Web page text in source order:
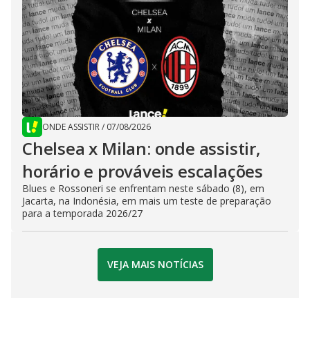
ONDE ASSISTIR/ 07/08/2026
Chelsea x Milan: onde assistir,
horário e prováveis escalações
Blues e Rossoneri se enfrentam neste sábado (8), em
Jacarta, na Indonésia, em mais um teste de preparação
para a temporada 2026/27
VEJA MAIS NOTÍCIAS